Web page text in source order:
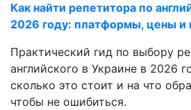
Как найти репетитора по
2026 году: платформы, цены и
Практический гид по выбору
английского в Украине в 2026
сколько это стоит и на что
чтобы не ошибиться.